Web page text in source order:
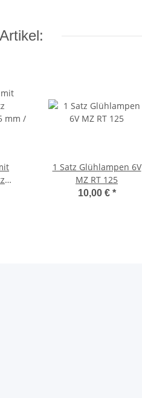
mm /
1 Satz Glühlampen 6V
MZ RT 125
10,00 € *